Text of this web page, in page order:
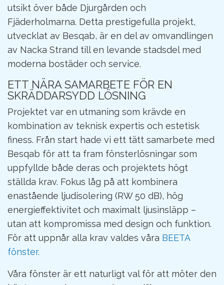
utsikt över både Djurgården och
Fjäderholmarna. Detta prestigefulla projekt,
utvecklat av Besqab, är en del av omvandlingen
av Nacka Strand till en levande stadsdel med
moderna bostäder och service.
ETT NÄRA SAMARBETE FÖR EN
SKRÄDDARSYDD LÖSNING
Projektet var en utmaning som krävde en
kombination av teknisk expertis och estetisk
finess. Från start hade vi ett tätt samarbete med
Besqab för att ta fram fönsterlösningar som
uppfyllde både deras och projektets högt
ställda krav. Fokus låg på att kombinera
enastående ljudisolering (RW 50 dB), hög
energieffektivitet och maximalt ljusinsläpp –
utan att kompromissa med design och funktion.
För att uppnår alla krav valdes våra BEETA
fönster.
Våra fönster är ett naturligt val för att möter den